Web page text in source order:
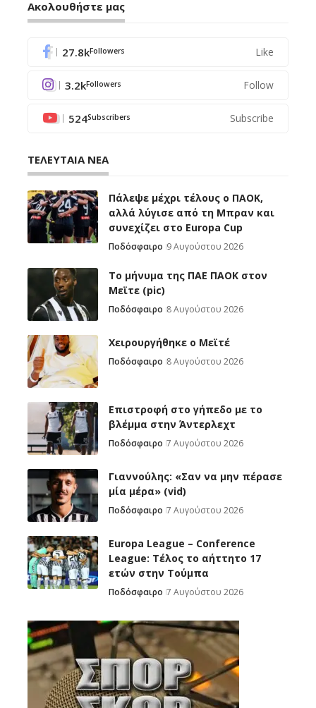
Ακολουθήστε μας
27.8kFollowers Like
3.2kFollowers Follow
524Subscribers Subscribe
ΤΕΛΕΥΤΑΙΑ ΝΕΑ
Πάλεψε μέχρι τέλους ο ΠΑΟΚ,
αλλά λύγισε από τη Μπραν και
συνεχίζει στο Europa Cup
Ποδόσφαιρο 9 Αυγούστου 2026
Το μήνυμα της ΠΑΕ ΠΑΟΚ στον
Μεϊτε (pic)
Ποδόσφαιρο 8 Αυγούστου 2026
Χειρουργήθηκε ο Μεϊτέ
Ποδόσφαιρο 8 Αυγούστου 2026
Επιστροφή στο γήπεδο με το
βλέμμα στην Άντερλεχτ
Ποδόσφαιρο 7 Αυγούστου 2026
Γιαννούλης: «Σαν να μην πέρασε
μία μέρα» (vid)
Ποδόσφαιρο 7 Αυγούστου 2026
Europa League – Conference
League: Τέλος το αήττητο 17
ετών στην Τούμπα
Ποδόσφαιρο 7 Αυγούστου 2026